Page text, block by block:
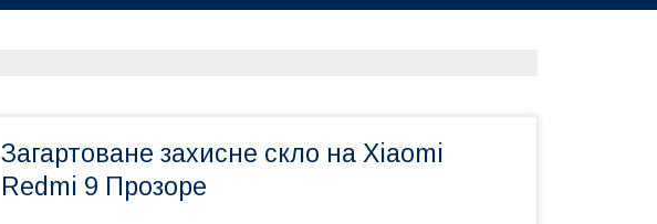
Загартоване захисне скло на Xiaomi
Redmi 9 Прозоре